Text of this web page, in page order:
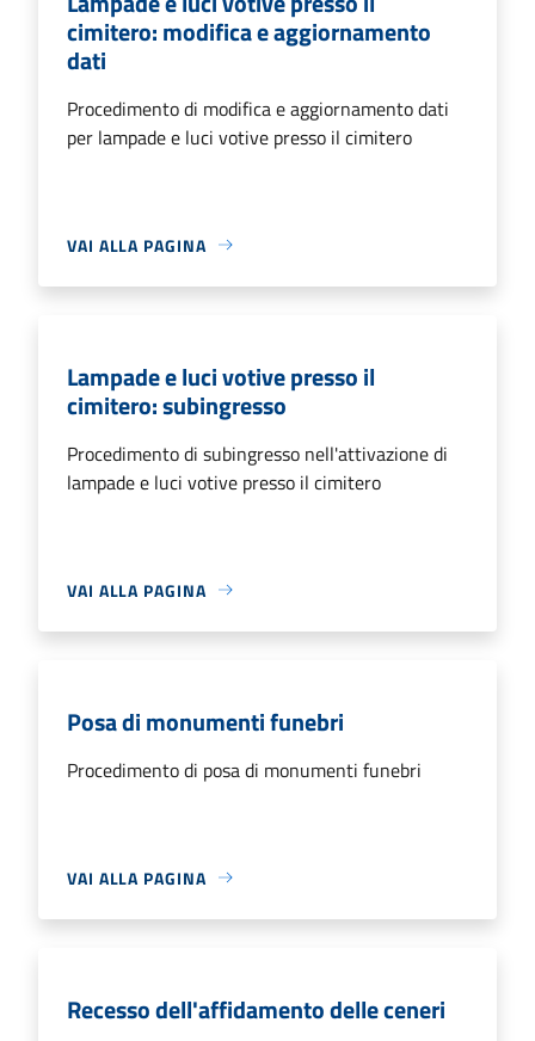
cimitero: modifica e aggiornamento
dati
Procedimento di modifica e aggiornamento dati
per lampade e luci votive presso il cimitero
VAI ALLA PAGINA
Lampade e luci votive presso il
cimitero: subingresso
Procedimento di subingresso nell'attivazione di
lampade e luci votive presso il cimitero
VAI ALLA PAGINA
Posa di monumenti funebri
Procedimento di posa di monumenti funebri
VAI ALLA PAGINA
Recesso dell'affidamento delle ceneri